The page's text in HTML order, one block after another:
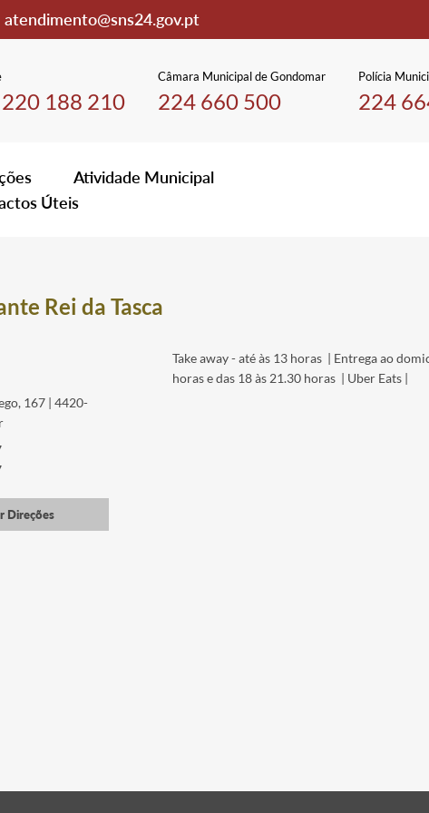
atendimento@sns24.gov.pt
220 188 210
Câmara Municipal de Gondomar
224 660 500
Polícia
224
Atividade Municipal
Úteis
Rei da Tasca
167 | 4420-
Direções
Take away - até às 13 horas | Entrega ao
horas e das 18 às 21.30 horas | Uber Eats |